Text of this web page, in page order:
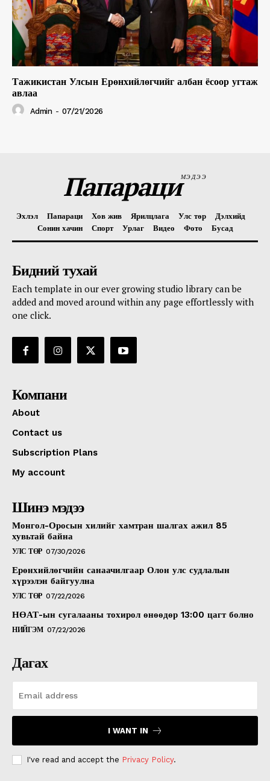
Тажикистан Улсын Ерөнхийлөгчийг албан ёсоор угтаж
авлаа
Admin - 07/21/2026
ПапарациМЭДЭЭ
Эхлэл Папараци Хов жив Ярилцлага Улс төр
Дэлхийд
Сонин хачин
Спорт Урлаг Видео Фото Бусад
Бидний тухай
Each template in our ever growing studio library can be
added and moved around within any page effortlessly with
one click.
Компани
About
Contact us
Subscription Plans
My account
Шинэ мэдээ
Монгол-Оросын хилийг хамтран шалгах ажил 85
хувьтай байна
УЛС ТӨР 07/30/2026
Ерөнхийлөгчийн санаачилгаар Олон улс судлалын
хүрээлэн байгуулна
УЛС ТӨР 07/22/2026
НӨАТ-ын сугалааны тохирол өнөөдөр 13:00 цагт болно
НИЙГЭМ 07/22/2026
Дагах
I WANT IN
I've read and accept the Privacy Policy.